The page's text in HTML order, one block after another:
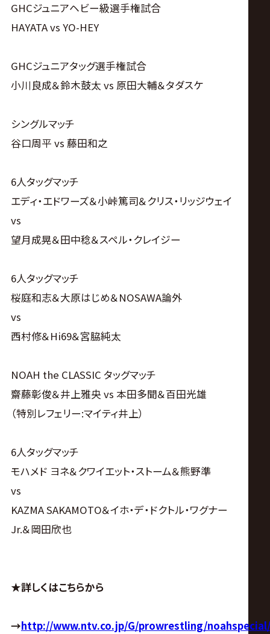
GHCジュニアヘビー級選手権試合
HAYATA vs YO-HEY
GHCジュニアタッグ選手権試合
小川良成＆鈴木鼓太 vs 原田大輔＆タダスケ
シングルマッチ
谷口周平 vs 藤田和之
6人タッグマッチ
エディ・エドワーズ＆小峠篤司＆クリス・リッジウェイ
vs
望月成晃＆田中稔＆スペル・クレイジー
6人タッグマッチ
桜庭和志＆大原はじめ＆NOSAWA論外
vs
西村修＆Hi69＆宮脇純太
NOAH the CLASSIC タッグマッチ
齋藤彰俊＆井上雅央 vs 本田多聞＆百田光雄
（特別レフェリー:マイティ井上）
6人タッグマッチ
モハメド ヨネ＆クワイエット・ストーム＆熊野準
vs
KAZMA SAKAMOTO＆イホ・デ・ドクトル・ワグナー
Jr.＆岡田欣也
★詳しくはこちらから
→http://www.ntv.co.jp/G/prowrestling/noahspecial/